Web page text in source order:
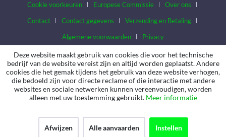
Cookie voorkeuren Europese Commissie
Over ons
Contact
Contact gegevens
Verzending en Betaling
Algemene voorwaarden
Privacy
Deze website maakt gebruik van cookies die voor het technische
bedrijf van de website vereist zijn en altijd worden geplaatst. Andere
cookies die het gemak tijdens het gebruik van deze website verhogen,
die bedoeld zijn voor directe reclame of die interactie met andere
websites en sociale netwerken kunnen vereenvoudigen, worden
alleen met uw toestemming gebruikt. Meer informatie
Afwijzen Alle aanvaarden Instellen